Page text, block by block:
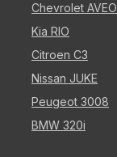
Chevrolet AVEO
Kia RIO
Citroen C3
Nissan JUKE
Peugeot 3008
BMW 320i